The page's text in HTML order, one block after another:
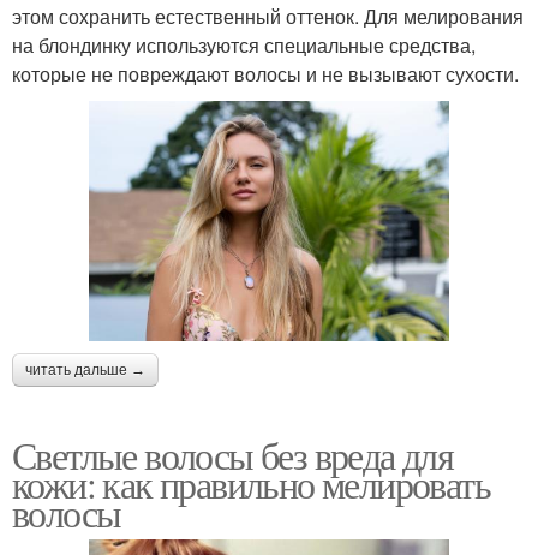
этом сохранить естественный оттенок. Для мелирования
на блондинку используются специальные средства,
которые не повреждают волосы и не вызывают сухости.
читать дальше →
Светлые волосы без вреда для
кожи: как правильно мелировать
волосы